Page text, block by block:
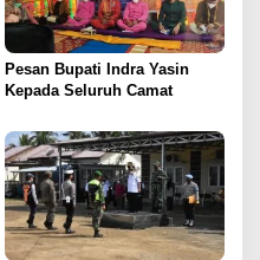
Pesan Bupati Indra Yasin
Kepada Seluruh Camat